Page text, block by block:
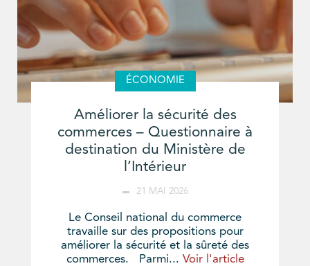
ÉCONOMIE
Améliorer la sécurité des
commerces – Questionnaire à
destination du Ministère de
l’Intérieur
21 MAI 2026
Le Conseil national du commerce
travaille sur des propositions pour
améliorer la sécurité et la sûreté des
commerces. Parmi... Voir l'article